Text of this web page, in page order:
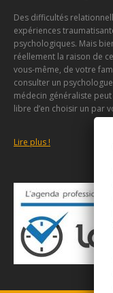
Des difficultés
expériences
psychologiques. Mais
réellement la raison de
vous-même, de votre
consulter un
médecin généraliste
libre d’en choisir un par
Lire plus !